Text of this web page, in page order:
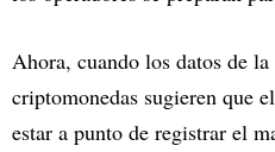
Ahora, cuando los datos de
criptomonedas sugieren que
estar a punto de registrar el